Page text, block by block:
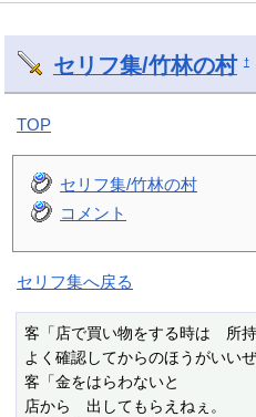
セリフ集/竹林の村 †
TOP
セリフ集/竹林の村
コメント
セリフ集へ戻る
客「店で買い物をする時は　所
よく確認してからのほうがいいぜ
客「金をはらわないと
店から　出してもらえねぇ。